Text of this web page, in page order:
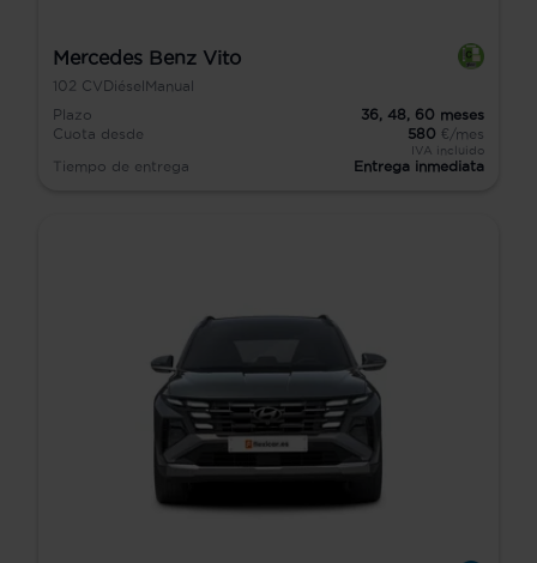
Mercedes Benz Vito
102 CVDiéselManual
Plazo
36, 48, 60 meses
Cuota desde
580 €/mes
IVA incluido
Tiempo de entrega Entrega inmediata